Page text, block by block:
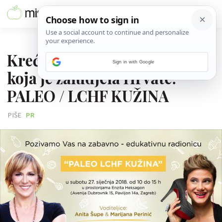
Kreće radionica prehrane
koja je zaludjela Hrvate:
PALEO / LCHF KUŽINA
PIŠE PR
Sign in with Google